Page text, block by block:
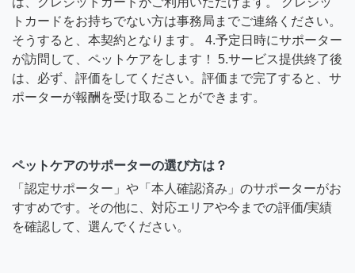
トカードをお持ちでない方は事務局までご連絡ください。
そうすると、本契約となります。 4.予定日時にサポーター
が訪問して、ペットケアをします！ 5.サービス提供終了後
は、必ず、評価をしてください。評価まで完了すると、サ
ポーターが報酬を受け取ることができます。
ペットケアのサポーターの選び方は？
「認定サポーター」や「本人確認済み」のサポーターがお
すすめです。その他に、対応エリアや今までの評価/実績
を確認して、選んでください。